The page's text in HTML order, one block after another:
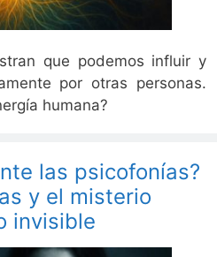
que podemos influir y
por otras personas.
humana?
las psicofonías?
y el misterio
invisible